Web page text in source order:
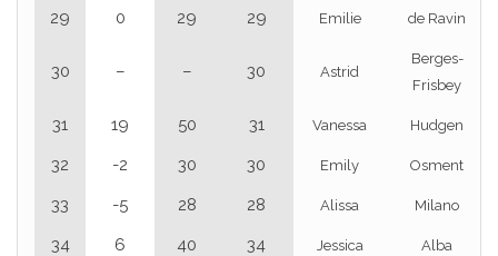
29 0 29 29 Emilie de Ravin
30 – – 30 Astrid
Berges-
Frisbey
31 19 50 31 Vanessa Hudgen
32 -2 30 30 Emily Osment
33 -5 28 28 Alissa Milano
34 6 40 34 Jessica Alba